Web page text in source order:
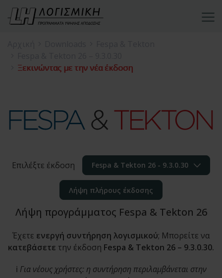
Ξεκινώντας με την νέα έκδοση
Επιλέξτε έκδοση Fespa & Tekton 26 - 9.3.0.30
Λήψη πλήρους έκδοσης
Λήψη προγράμματος Fespa & Tekton 26
Έχετε ενεργή συντήρηση λογισμικού; Μπορείτε να
κατεβάσετε την έκδοση Fespa & Tekton 26 – 9.3.0.30.
ℹ️ Για νέους χρήστες: η συντήρηση περιλαμβάνεται στην